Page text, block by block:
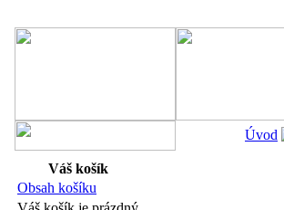
Úvod
Váš košík
Obsah košíku